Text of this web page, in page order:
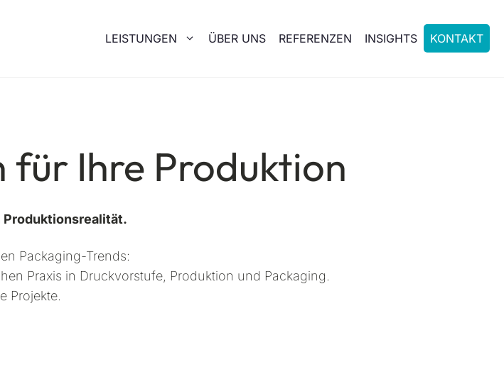
LEISTUNGEN ÜBER UNS REFERENZEN INSIGHTS KONTAKT
für Ihre Produktion
Produktionsrealität.
Packaging-Trends:
Praxis in Druckvorstufe, Produktion und Packaging.
Projekte.